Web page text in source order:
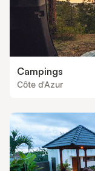
Campings
Côte d'Azur